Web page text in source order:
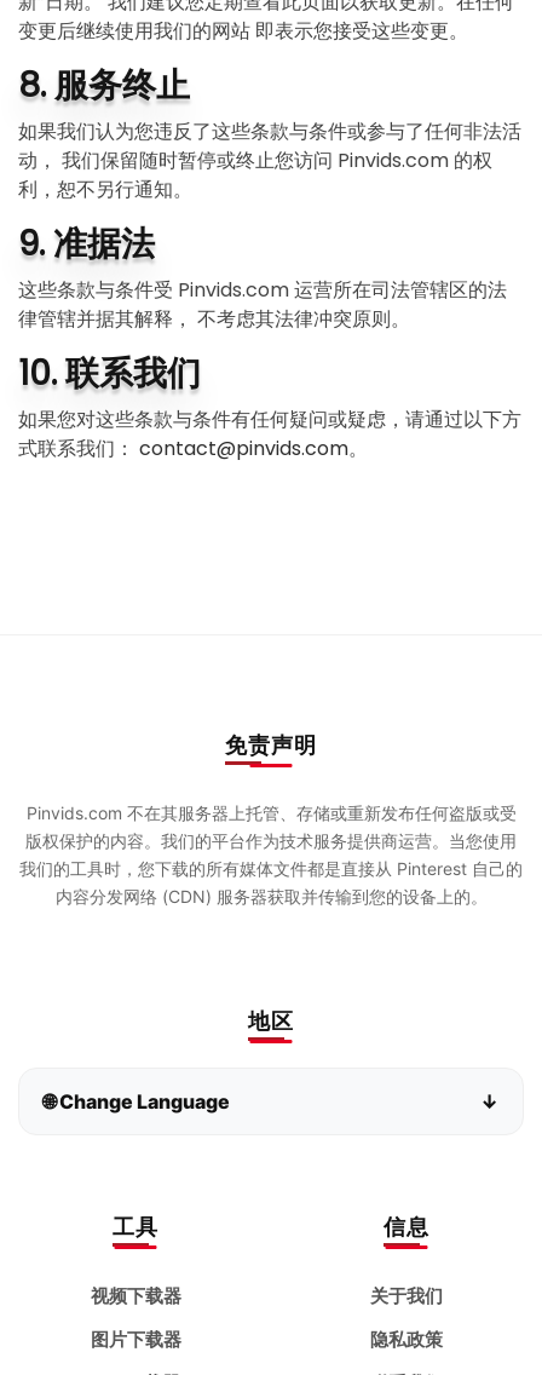
变更后继续使用我们的网站 即表示您接受这些变更。
8. 服务终止
如果我们认为您违反了这些条款与条件或参与了任何非法活
动， 我们保留随时暂停或终止您访问 Pinvids.com 的权
利，恕不另行通知。
9. 准据法
这些条款与条件受 Pinvids.com 运营所在司法管辖区的法
律管辖并据其解释， 不考虑其法律冲突原则。
10. 联系我们
如果您对这些条款与条件有任何疑问或疑虑，请通过以下方
式联系我们： contact@pinvids.com。
免责声明
Pinvids.com 不在其服务器上托管、存储或重新发布任何盗版或受
版权保护的内容。我们的平台作为技术服务提供商运营。当您使用
我们的工具时，您下载的所有媒体文件都是直接从 Pinterest 自己的
内容分发网络 (CDN) 服务器获取并传输到您的设备上的。
地区
🌐 Change Language ↓
Deutsch English
italiano Kiswahili
工具
视频下载器
图片下载器
信息
关于我们
隐私政策